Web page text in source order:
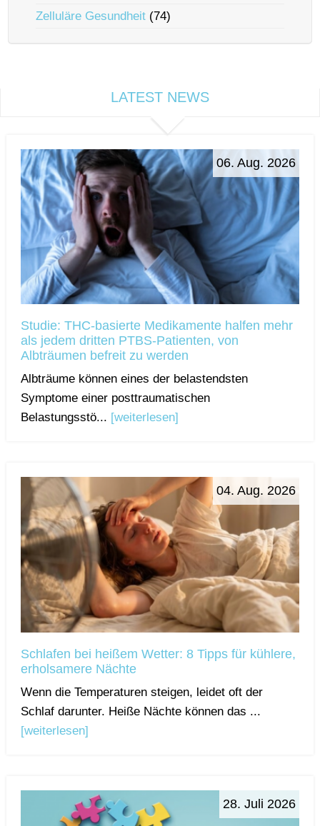
Zelluläre Gesundheit (74)
LATEST NEWS
06. Aug. 2026
Studie: THC-basierte Medikamente halfen mehr
als jedem dritten PTBS-Patienten, von
Albträumen befreit zu werden
Albträume können eines der belastendsten
Symptome einer posttraumatischen
Belastungsstö... [weiterlesen]
04. Aug. 2026
Schlafen bei heißem Wetter: 8 Tipps für kühlere,
erholsamere Nächte
Wenn die Temperaturen steigen, leidet oft der
Schlaf darunter. Heiße Nächte können das ...
[weiterlesen]
28. Juli 2026